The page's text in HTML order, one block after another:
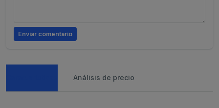
Enviar comentario
Análisis de precio